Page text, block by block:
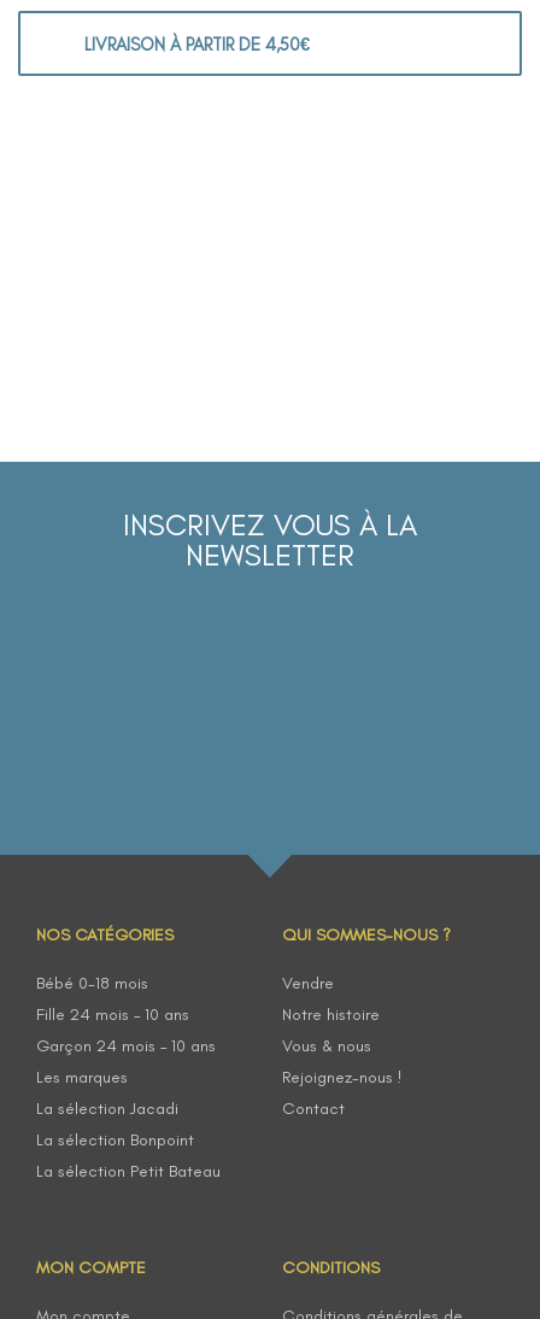
LIVRAISON À PARTIR DE 4,50€
INSCRIVEZ VOUS À LA
NEWSLETTER
NOS CATÉGORIES
Bébé 0-18 mois
Fille 24 mois – 10 ans
Garçon 24 mois – 10 ans
Les marques
La sélection Jacadi
La sélection Bonpoint
La sélection Petit Bateau
QUI SOMMES-NOUS ?
Vendre
Notre histoire
Vous & nous
Rejoignez-nous !
Contact
MON COMPTE CONDITIONS